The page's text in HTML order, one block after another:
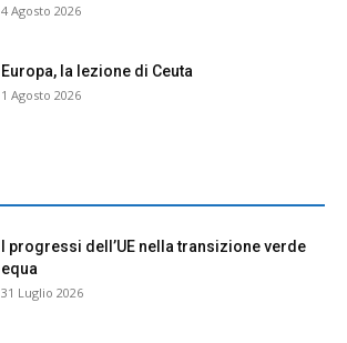
4 Agosto 2026
Europa, la lezione di Ceuta
1 Agosto 2026
I progressi dell’UE nella transizione verde
equa
31 Luglio 2026